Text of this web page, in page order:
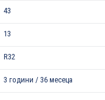
43
13
R32
3 години / 36 месеца